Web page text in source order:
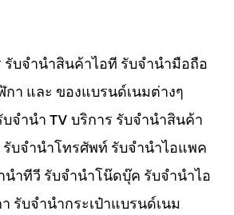
รับจำนำสินค้าไอที รับจำนำมือถือ
า และ ของแบรนด์เนมต่างๆ
จำนำ TV บริการ รับจำนำสินค้า
บจำนำโทรศัพท์ รับจำนำไอแพค
นำทีวี รับจำนำโน๊ดบุ๊ค รับจำนำไอ
รับจำนำกระเป๋าแบรนด์เนม